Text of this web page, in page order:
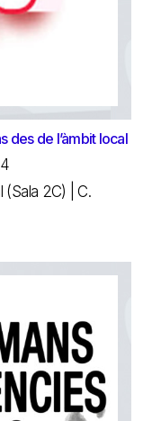
des de l’àmbit local
(Sala 2C) | C.